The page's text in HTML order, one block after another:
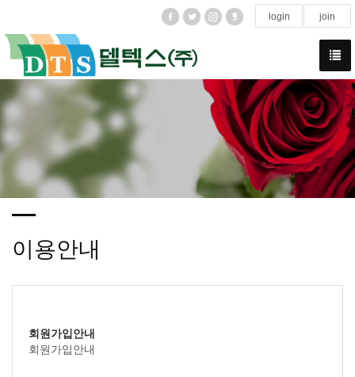
login join
이용안내
회원가입안내
회원가입안내